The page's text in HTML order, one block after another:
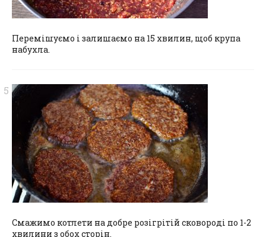
Перемішуємо і залишаємо на 15 хвилин, щоб крупа
набухла.
Смажимо котлети на добре розігрітій сковороді по 1-2
хвилини з обох сторін.